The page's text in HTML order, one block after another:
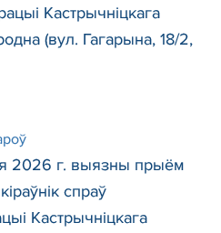
Кастрычніцкага
(вул. Гагарына, 18/2,
2026 г. выязны прыём
спраў
Кастрычніцкага